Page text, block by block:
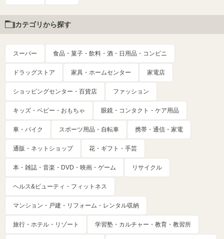
カテゴリから探す
スーパー 食品・菓子・飲料・酒・日用品・コンビニ
ドラッグストア 家具・ホームセンター 家電店
ショッピングセンター・百貨店 ファッション
キッズ・ベビー・おもちゃ 眼鏡・コンタクト・ケア用品
車・バイク スポーツ用品・自転車 携帯・通信・家電
通販・ネットショップ 花・ギフト・手芸
本・雑誌・音楽・DVD・映画・ゲーム リサイクル
ヘルス&ビューティ・フィットネス
マンション・戸建・リフォーム・レンタル収納
旅行・ホテル・リゾート 学習塾・カルチャー・教育・教習所